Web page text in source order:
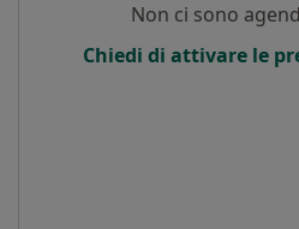
Non ci sono
Chiedi di attivare le